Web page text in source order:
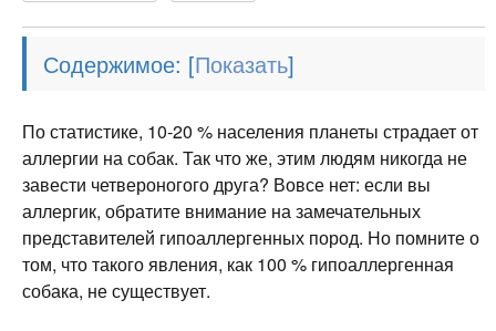
Содержимое: [ ]
По статистике, 10-20 % населения планеты страдает от
аллергии на собак. Так что же, этим людям никогда не
завести четвероногого друга? Вовсе нет: если вы
аллергик, обратите внимание на замечательных
представителей гипоаллергенных пород. Но помните о
том, что такого явления, как 100 % гипоаллергенная
собака, не существует.